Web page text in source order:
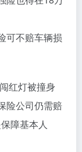
不赔车辆损
红灯被撞身
险公司仍需赔
障基本人